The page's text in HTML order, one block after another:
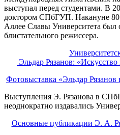
выступал перед студентами. В
доктором СПбГУП. Накануне 80-
Аллее Cлавы Университета
блистательного режиссера.
Эльдар Рязанов:
Фотовыставка «Эльдар
Выступления Э. Рязанова в
неоднократно издавались
Основные публикации Э. А.